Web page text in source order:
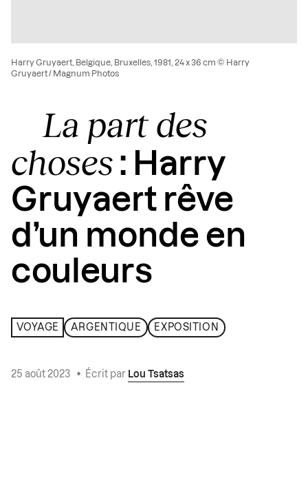
La part des
choses : Harry
Gruyaert rêve
d’un monde en
couleurs
VOYAGE ARGENTIQUE EXPOSITION
25 août 2023 • Écrit par Lou Tsatsas
Harry Gruyaert, Belgique, Bruxelles, 1981, 24 x 36 cm © Harry
Gruyaert / Magnum Photos